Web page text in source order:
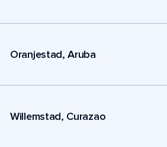
Oranjestad, Aruba
Willemstad, Curazao